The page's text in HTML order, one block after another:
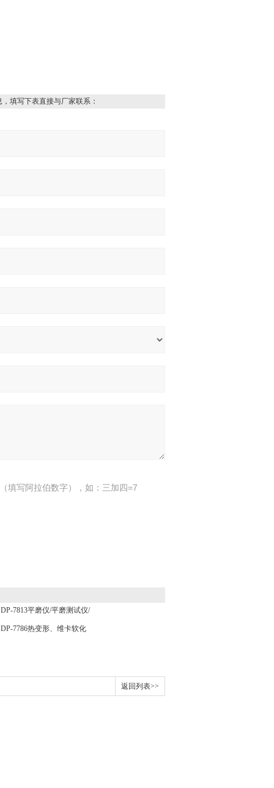
填写下表直接与厂家联系：
填写阿拉伯数字），如：三加四=7
DP-7813平磨仪/平磨测试仪/
平磨检测仪
DP-7786热变形、维卡软化
返回列表>>